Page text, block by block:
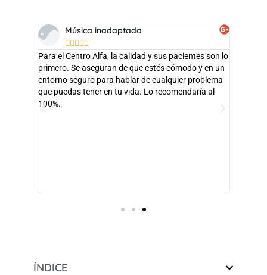
ÍNDICE
Música inadaptada

Para el Centro Alfa, la calidad y sus pacientes son lo
primero. Se aseguran de que estés cómodo y en un
entorno seguro para hablar de cualquier problema
que puedas tener en tu vida. Lo recomendaría al
100%.